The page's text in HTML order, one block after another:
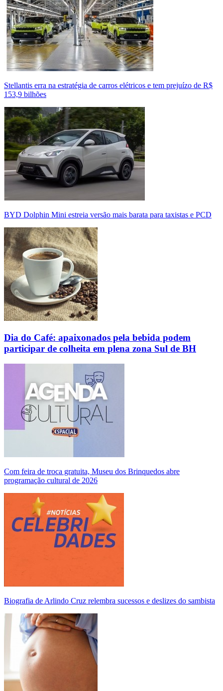
Stellantis erra na estratégia de carros elétricos e tem prejuízo de R$
153,9 bilhões
BYD Dolphin Mini estreia versão mais barata para taxistas e PCD
Dia do Café: apaixonados pela bebida podem
participar de colheita em plena zona Sul de BH
Com feira de troca gratuita, Museu dos Brinquedos abre
programação cultural de 2026
Biografia de Arlindo Cruz relembra sucessos e deslizes do sambista